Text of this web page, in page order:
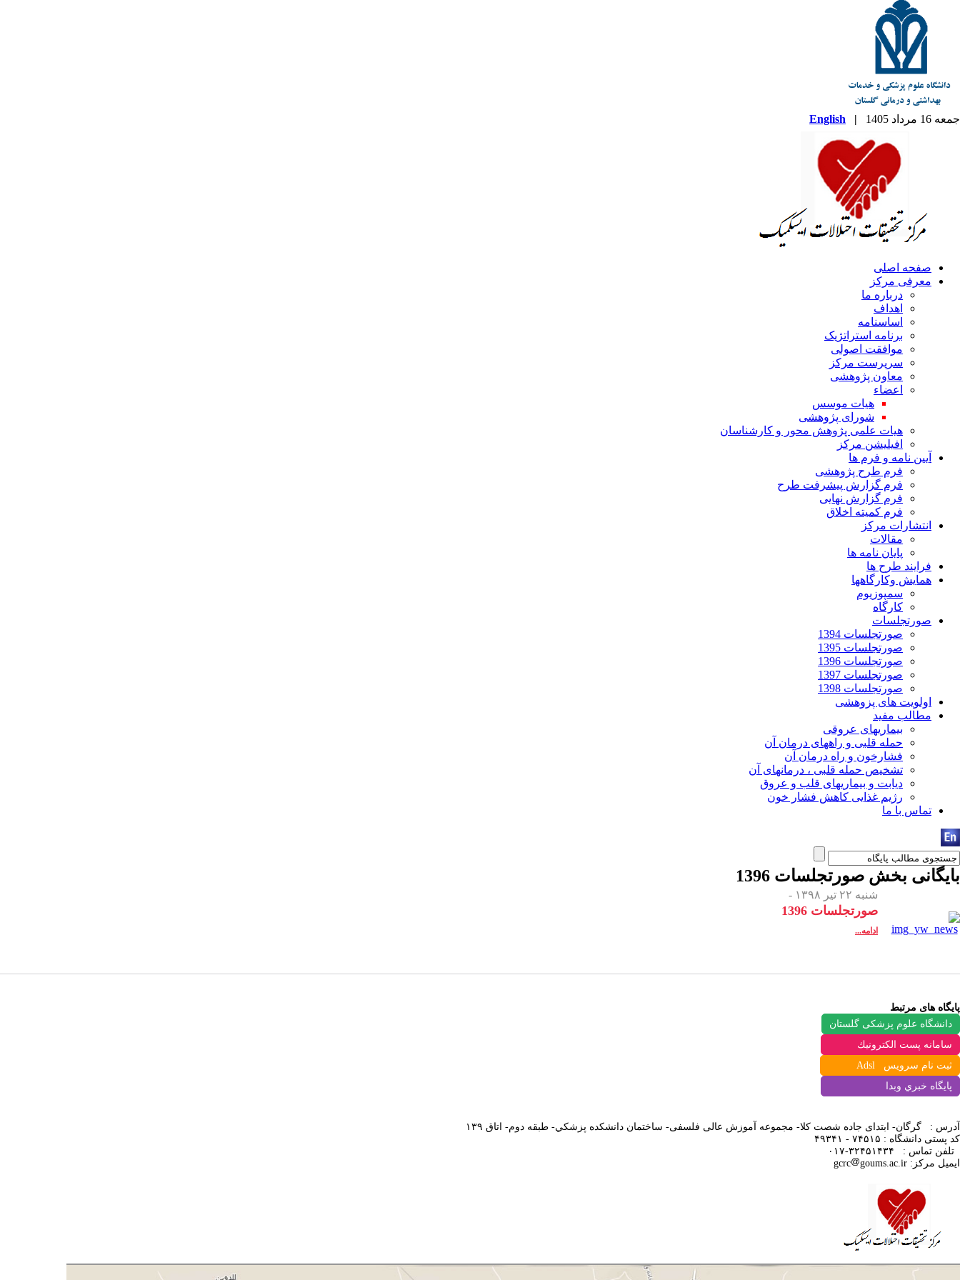
جمعه 16 مرداد 1405 |
English
صفحه اصلی
معرفی مرکز
درباره ما
اهداف
اساسنامه
برنامه استراتژیک
موافقت اصولی
سرپرست مرکز
معاون پژوهشی
اعضاء
هیات موسس
شورای پژوهشی
هیات علمی پژوهش محور و کارشناسان
افیلیشن مرکز
آیین نامه و فرم ها
فرم طرح پژوهشی
فرم گزارش پیشرفت طرح
فرم گزارش نهایی
فرم کمیته اخلاق
انتشارات مرکز
مقالات
پایان نامه ها
فرایند طرح ها
همایش وکارگاهها
سمپوزیوم
کارگاه
صورتجلسات
صورتجلسات 1394
صورتجلسات 1395
صورتجلسات 1396
صورتجلسات 1397
صورتجلسات 1398
اولویت های پزوهشی
مطالب مفید
بیماریهای عروقی
حمله قلبی و راههای درمان آن
فشارخون و راه درمان آن
تشخیص حمله قلبی ، درمانهای آن
دیابت و بیماریهای قلب و عروق
رژیم غذایی کاهش فشار خون
تماس با ما
بایگانی بخش صورتجلسات 1396
شنبه ۲۲ تیر ۱۳۹۸ -
صورتجلسات 1396
ادامه...
پایگاه های مرتبط
دانشگاه علوم پزشکی گلستان
سامانه پست الكترونيك
ثبت نام سرویس Adsl
پايگاه خبري وبدا
آدرس : گرگان- ابتدای جاده شصت کلا- مجموعه آموزش عالی فلسفی- ساختمان دانشکده پزشکي- طبقه دوم- اتاق ۱۳۹
کد پستی دانشگاه : ۷۴۵۱۵ - ۴۹۳۴۱
تلفن تماس :
ایمیل مرکز:
gcrc goums.ac.ir